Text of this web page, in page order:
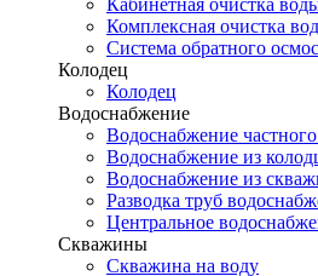
Комплексная очистка
Система обратного
Колодец
Колодец
Водоснабжение
Водоснабжение
Водоснабжение из
Водоснабжение из
Разводка труб
Центральное
Скважины
Скважина на воду